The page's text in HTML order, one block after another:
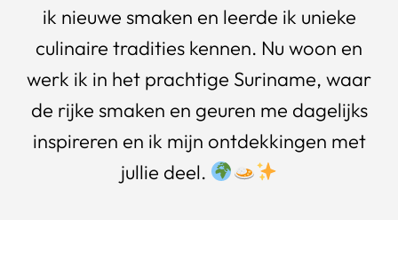
ik nieuwe smaken en leerde ik unieke
culinaire tradities kennen. Nu woon en
werk ik in het prachtige Suriname, waar
de rijke smaken en geuren me dagelijks
inspireren en ik mijn ontdekkingen met
jullie deel.